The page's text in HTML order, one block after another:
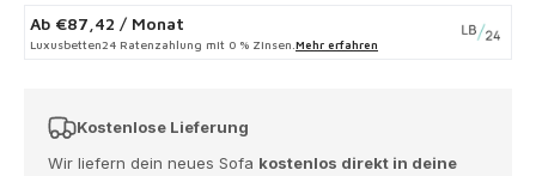
Ab €87,42 / Monat
Luxusbetten24 Ratenzahlung mit 0 % Zinsen.Mehr erfahren
Kostenlose Lieferung
Wir liefern dein neues Sofa kostenlos direkt in deine